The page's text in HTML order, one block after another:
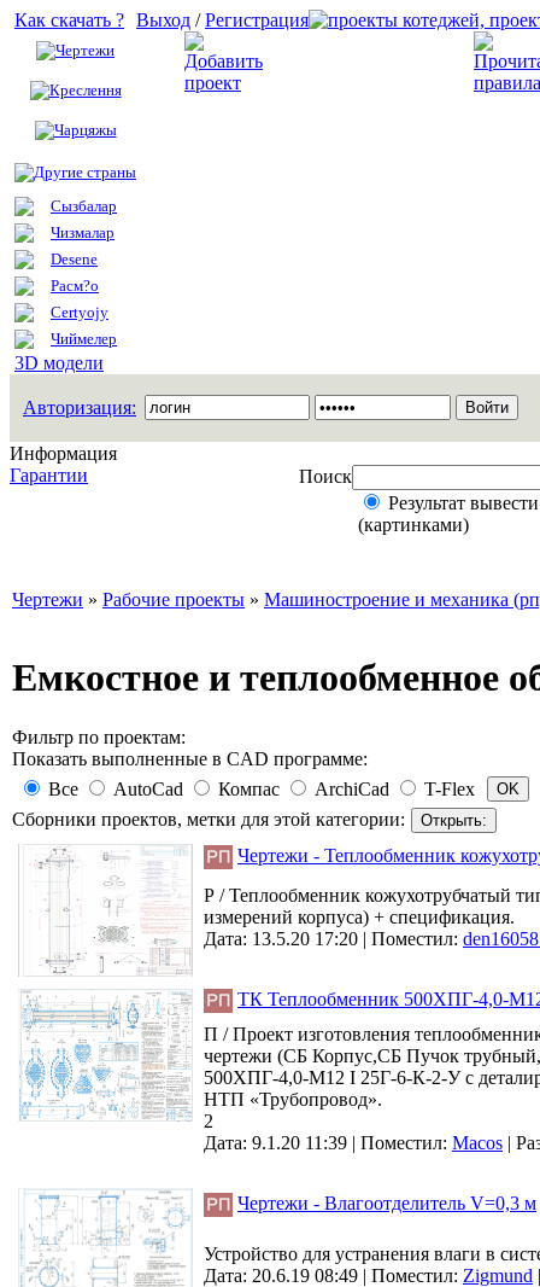
Как скачать ?
Чертежи
Креслення
Чарцяжы
Другие страны
Сызбалар
Чизмалар
Desene
Расм?о
Certyojy
Чиймелер
3D модели
Выход /Регистрация
Авторизация:
Информация
Гарантии
Поиск
Результат
(картинками)
Чертежи » Рабочие проекты » Машиностроение и механика
Емкостное и теплообменное
Фильтр по проектам:
Показать выполненные в CAD программе:
Все
AutoCad Компас ArchiCad
T-Flex
Сборники проектов, метки для этой категории:
Чертежи - Теплообменник
Р / Теплообменник кожухотрубчатый
измерений корпуса) + спецификация.
Дата: 13.5.20 17:20 | Поместил:
ТК Теплообменник 500ХПГ-4,0-
П / Проект изготовления
чертежи (СБ Корпус,СБ Пучок
500ХПГ-4,0-М12 I 25Г-6-К-2-У с
НТП «Трубопровод».
2
Дата: 9.1.20 11:39 | Поместил: Macos |
Чертежи - Влагоотделитель V=0,3 м
Устройство для устранения влаги в
Дата: 20.6.19 08:49 | Поместил: Zigmund